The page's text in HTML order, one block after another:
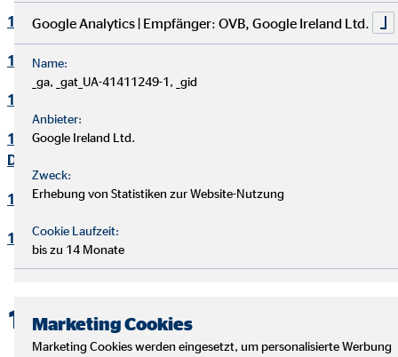
13. Löschung von Daten
14. Präsenzen in sozialen Netzwerken
15. Plugins und eingebettete Funktionen sowie Inhalte
16. Änderung und Aktualisierung der
Datenschutzerklärung
17. Rechte der betroffenen Personen
18. Begriffsdefinitionen
1. Verantwortlicher
Google Analytics | Empfänger: OVB, Google Ireland Ltd.
Name:
_ga, _gat_UA-41411249-1, _gid
Anbieter:
Google Ireland Ltd.
Zweck:
Erhebung von Statistiken zur Website-Nutzung
Cookie Laufzeit:
bis zu 14 Monate
Marketing Cookies
Marketing Cookies werden eingesetzt, um personalisierte Werbung